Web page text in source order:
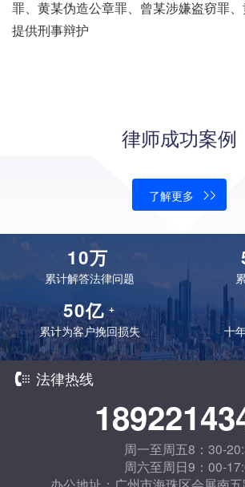
罪、黄某伪造公章罪、曾某涉嫌盗窃罪
提供刑事辩护
律师成功案例
了解更多
10万
累计解答法律问题
50亿 +
累计为客户挽回损失 十
法律热线
周一至周五8：30-
周六至周日9：00-